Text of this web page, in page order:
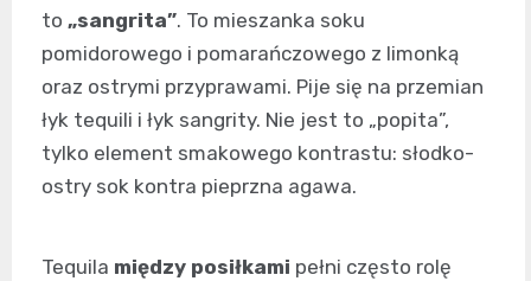
to „sangrita”. To mieszanka soku
pomidorowego i pomarańczowego z limonką
oraz ostrymi przyprawami. Pije się na przemian
łyk tequili i łyk sangrity. Nie jest to „popita”,
tylko element smakowego kontrastu: słodko-
ostry sok kontra pieprzna agawa.
Tequila między posiłkami pełni często rolę